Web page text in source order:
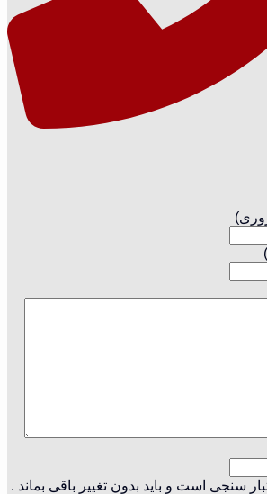
سنجی است و باید بدون تغییر باقی بماند .